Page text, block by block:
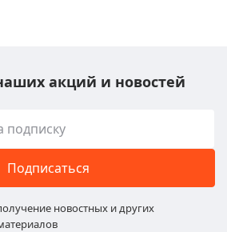
акций и новостей
Подписаться
новостных и других